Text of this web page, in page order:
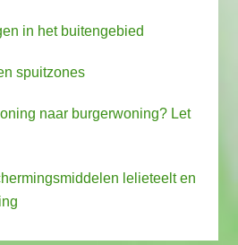
in het buitengebied
spuitzones
naar burgerwoning? Let
lelieteelt en